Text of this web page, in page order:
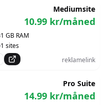
Mediumsite
10.99 kr/måned
1 GB RAM
1 sites
reklamelink
Pro Suite
14.99 kr/måned